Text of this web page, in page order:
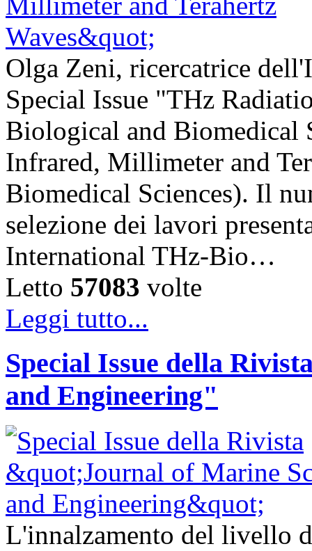
Olga Zeni, ricercatrice
Special Issue "THz
Biological and Biomedical
Infrared, Millimeter and
Biomedical Sciences). Il
selezione dei lavori
International THz-Bio…
Letto 57083 volte
Leggi tutto...
Special Issue della
and Engineering"
L'innalzamento del livello